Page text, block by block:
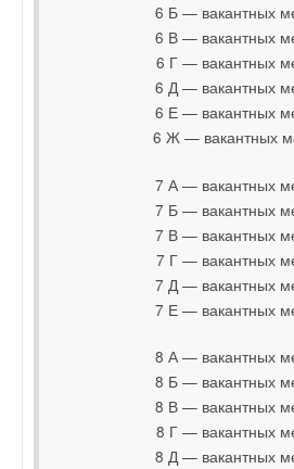
6 Б — вакантных
6 В — вакантных
6 Г — вакантных
6 Д — вакантных
6 Е — вакантных
6 Ж — вакантных
7 А — вакантных
7 Б — вакантных
7 В — вакантных
7 Г — вакантных
7 Д — вакантных
7 Е — вакантных
8 А — вакантных
8 Б — вакантных
8 В — вакантных
8 Г — вакантных
8 Д — вакантных